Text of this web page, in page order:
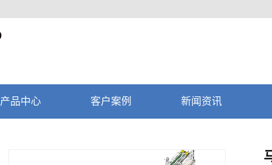
产品中心 客户案例 新闻资讯